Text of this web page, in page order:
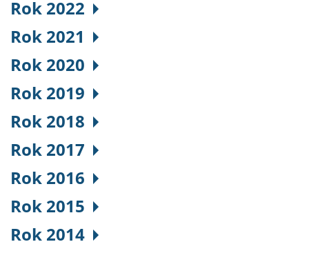
Rok 2022
Rok 2021
Rok 2020
Rok 2019
Rok 2018
Rok 2017
Rok 2016
Rok 2015
Rok 2014